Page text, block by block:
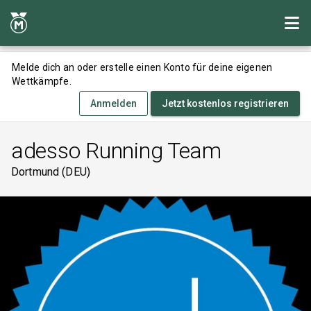
Melde dich an oder erstelle einen Konto für deine eigenen
Wettkämpfe.
Anmelden
Jetzt kostenlos registrieren
adesso Running Team
Dortmund (DEU)